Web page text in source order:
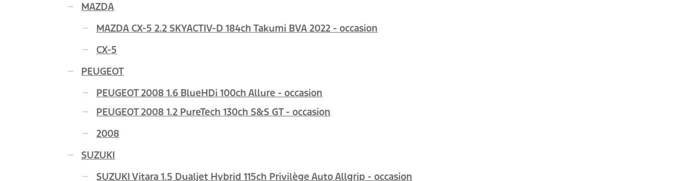
MAZDA
MAZDA CX-5 2.2 SKYACTIV-D 184ch Takumi BVA 2022 - occasion
CX-5
PEUGEOT
PEUGEOT 2008 1.6 BlueHDi 100ch Allure - occasion
PEUGEOT 2008 1.2 PureTech 130ch S&S GT - occasion
2008
SUZUKI
SUZUKI Vitara 1.5 Dualjet Hybrid 115ch Privilège Auto Allgrip - occasion